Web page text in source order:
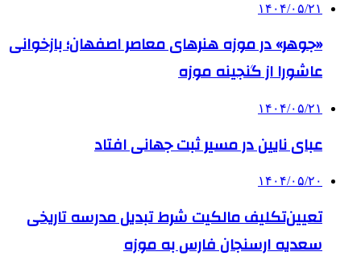
۱۴۰۴/۰۵/۲۱
«جوهر» در موزه هنرهای معاصر اصفهان؛ بازخوانی
عاشورا از گنجینه موزه
۱۴۰۴/۰۵/۲۱
عبای نایین در مسیر ثبت جهانی افتاد
۱۴۰۴/۰۵/۲۰
تعیین‌تکلیف مالکیت شرط تبدیل مدرسه تاریخی
سعدیه ارسنجان فارس به موزه